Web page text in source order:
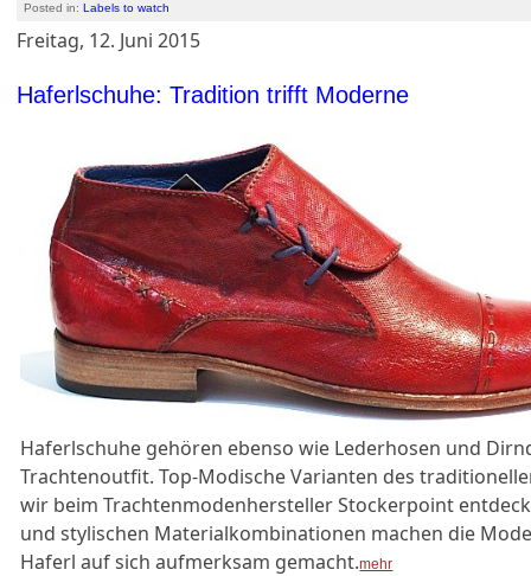
Posted in:Labels to watch
Freitag, 12. Juni 2015
Haferlschuhe: Tradition trifft Moderne
Haferlschuhe gehören ebenso wie Lederhosen und
Trachtenoutfit. Top-Modische Varianten des
wir beim Trachtenmodenhersteller Stockerpoint
und stylischen Materialkombinationen machen die
Haferl auf sich aufmerksam gemacht.mehr